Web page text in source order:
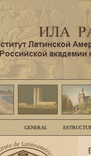
GENERAL